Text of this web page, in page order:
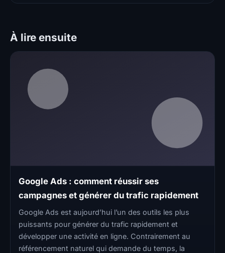
À lire ensuite
Google Ads : comment réussir ses
campagnes et générer du trafic rapidement
Google Ads est aujourd’hui l’un des outils les plus
puissants pour générer du trafic rapidement et
développer une activité en ligne. Contrairement au
référencement naturel qui demande du temps, la